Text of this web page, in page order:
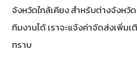
จังหวัดใกล้เคียง สำหรับต่างจังห
ทีมงานได้ เราจะแจ้งค่าจัดส่งเพิ่ม
ทราบ